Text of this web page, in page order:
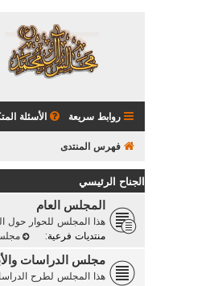
روابط سريعة الأسئلة
فهرس المنتدى
الجناح الرئيسي
المجلس العام
هذا المجلس للحوار حول
منتديات فرعية:
مجلس الدراسات
هذا المجلس لطرح